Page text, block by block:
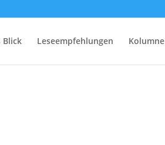
Blick Leseempfehlungen Kolumne